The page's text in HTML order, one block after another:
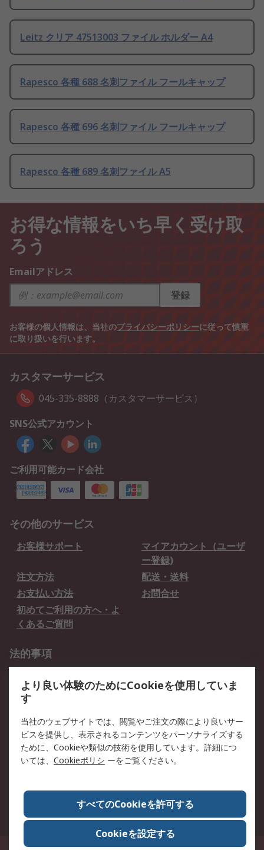
Leitz クリア 47513003 ファイル ホルダー A4
Rapesco 各種 688 名刺ファイル フールキャップ
Rapesco 各種 696 名刺ファイル フールキャップ
Rapesco 各種 689 名刺ファイル A5
お得な情報をいち早く受け取
ろう
Emailアドレス
登録
お客様の個人情報は、当社のプライバシーポリシーに従って慎重
に取り扱いを行います。
カスタマーサービス
045-335-8888（カスタマーサービス）
SNS公式アカウント
ご利用可能カード会社
その他のサービス
お客様サポート
マイアカウント（ユーザ
ー登録)
注文方法
配送・送料
お支払い方法
お問合せ
初めてご利用の方へ・よ
くあるご質問
法的事項
クッキーポリシー
RSについて
会社概要
採用情報
プレスリリース＆お知ら
コーポレートサイト
全世界のRS
RSの歴史
ESGへの取り組み（英語）
認証について
〒240-0005 神奈川県横浜市保土ヶ谷区神戸町134番地 横浜ビジネスパーク ウ
より良い体験のためにCookieを使用していま
す
当社のウェブサイトでは、閲覧やご注文の際により良いサー
ビスを提供し、表示されるコンテンツをパーソナライズする
ために、Cookieや類似の技術を使用しています。詳細につ
いては、 Cookieポリシ ーをご覧ください。
すべてのCookieを許可する
Cookieを設定する